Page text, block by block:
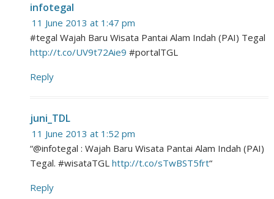
infotegal
11 June 2013 at 1:47 pm
#tegal Wajah Baru Wisata Pantai Alam Indah (PAI) Tegal
http://t.co/UV9t72Aie9 #portalTGL
Reply
juni_TDL
11 June 2013 at 1:52 pm
“@infotegal : Wajah Baru Wisata Pantai Alam Indah (PAI)
Tegal. #wisataTGLhttp://t.co/sTwBST5frt“
Reply